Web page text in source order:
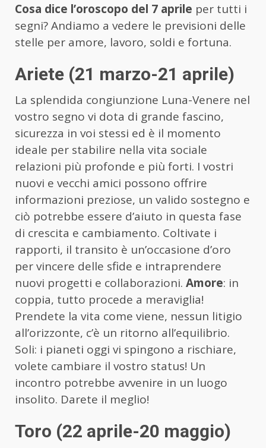
Cosa dice l’oroscopo del 7 aprile per tutti i
segni? Andiamo a vedere le previsioni delle
stelle per amore, lavoro, soldi e fortuna.
Ariete (21 marzo-21 aprile)
La splendida congiunzione Luna-Venere nel
vostro segno vi dota di grande fascino,
sicurezza in voi stessi ed è il momento
ideale per stabilire nella vita sociale
relazioni più profonde e più forti. I vostri
nuovi e vecchi amici possono offrire
informazioni preziose, un valido sostegno e
ciò potrebbe essere d’aiuto in questa fase
di crescita e cambiamento. Coltivate i
rapporti, il transito è un’occasione d’oro
per vincere delle sfide e intraprendere
nuovi progetti e collaborazioni. Amore: in
coppia, tutto procede a meraviglia!
Prendete la vita come viene, nessun litigio
all’orizzonte, c’è un ritorno all’equilibrio.
Soli: i pianeti oggi vi spingono a rischiare,
volete cambiare il vostro status! Un
incontro potrebbe avvenire in un luogo
insolito. Darete il meglio!
Toro (22 aprile-20 maggio)